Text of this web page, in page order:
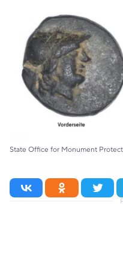
State Office for Monument